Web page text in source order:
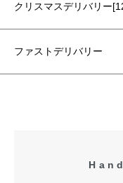
クリスマスデリバリー
ファストデリバリー